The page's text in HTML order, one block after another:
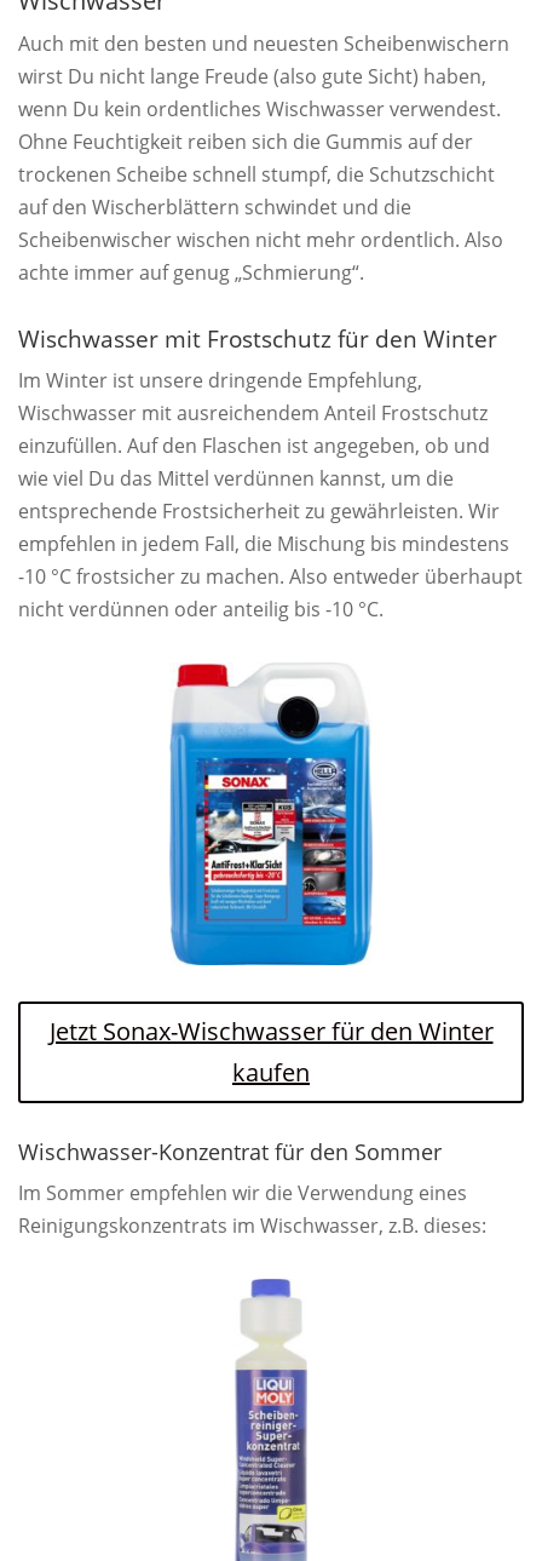
Auch mit den besten und neuesten Scheibenwischern
wirst Du nicht lange Freude (also gute Sicht) haben,
wenn Du kein ordentliches Wischwasser verwendest.
Ohne Feuchtigkeit reiben sich die Gummis auf der
trockenen Scheibe schnell stumpf, die Schutzschicht
auf den Wischerblättern schwindet und die
Scheibenwischer wischen nicht mehr ordentlich. Also
achte immer auf genug „Schmierung“.
Wischwasser mit Frostschutz für den Winter
Im Winter ist unsere dringende Empfehlung,
Wischwasser mit ausreichendem Anteil Frostschutz
einzufüllen. Auf den Flaschen ist angegeben, ob und
wie viel Du das Mittel verdünnen kannst, um die
entsprechende Frostsicherheit zu gewährleisten. Wir
empfehlen in jedem Fall, die Mischung bis mindestens
-10 °C frostsicher zu machen. Also entweder überhaupt
nicht verdünnen oder anteilig bis -10 °C.
Jetzt Sonax-Wischwasser für den Winter
kaufen
Wischwasser-Konzentrat für den Sommer
Im Sommer empfehlen wir die Verwendung eines
Reinigungskonzentrats im Wischwasser, z.B. dieses: